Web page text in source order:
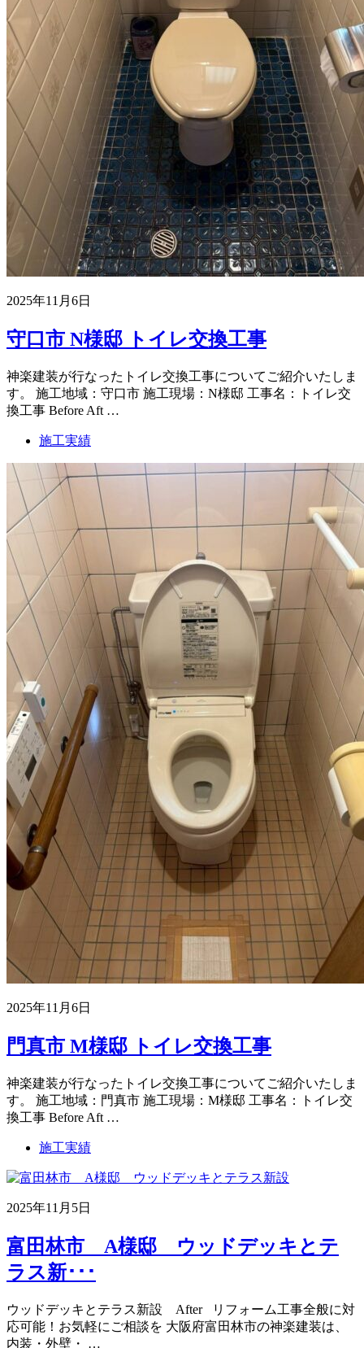
2025年11月6日
守口市 N様邸 トイレ交換工事
神楽建装が行なったトイレ交換工事についてご紹介いたしま
す。 施工地域：守口市 施工現場：N様邸 工事名：トイレ交
換工事 Before Aft …
施工実績
2025年11月6日
門真市 M様邸 トイレ交換工事
神楽建装が行なったトイレ交換工事についてご紹介いたしま
す。 施工地域：門真市 施工現場：M様邸 工事名：トイレ交
換工事 Before Aft …
施工実績
2025年11月5日
富田林市 A様邸 ウッドデッキとテ
ラス新･･･
ウッドデッキとテラス新設 After リフォーム工事全般に対
応可能！お気軽にご相談を 大阪府富田林市の神楽建装は、
内装・外壁・ …